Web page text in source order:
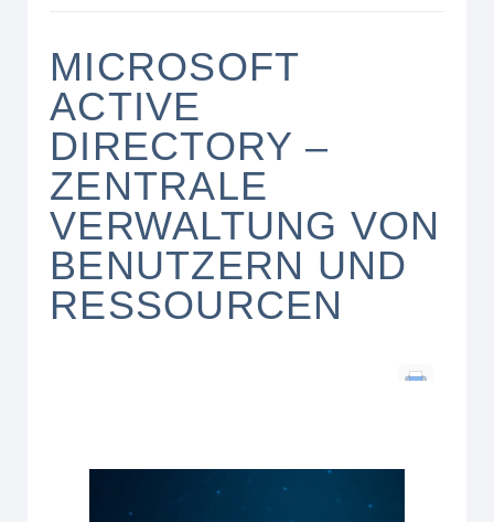
MICROSOFT
ACTIVE
DIRECTORY –
ZENTRALE
VERWALTUNG VON
BENUTZERN UND
RESSOURCEN